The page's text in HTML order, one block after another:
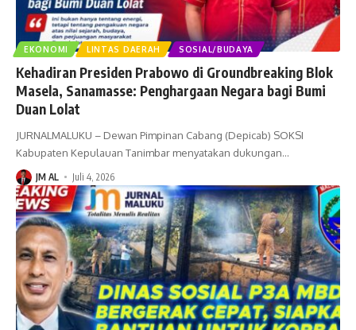
EKONOMI LINTAS DAERAH SOSIAL/BUDAYA
Kehadiran Presiden Prabowo di Groundbreaking Blok
Masela, Sanamasse: Penghargaan Negara bagi Bumi
Duan Lolat
JURNALMALUKU – Dewan Pimpinan Cabang (Depicab) SOKSI
Kabupaten Kepulauan Tanimbar menyatakan dukungan…
JM AL Juli 4, 2026